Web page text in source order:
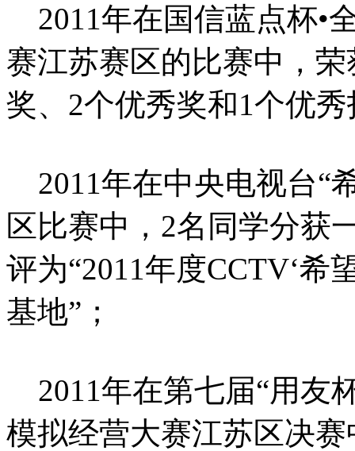
2011年在国信蓝点杯•
赛江苏赛区的比赛中，
奖、2个优秀奖和1个优
2011年在中央电视台“
区比赛中，2名同学分获
评为“2011年度CCTV‘希
基地”；
2011年在第七届“用友
模拟经营大赛江苏区决